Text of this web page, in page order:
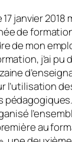
janvier 2018
de
de mon
j’ai pu
l’utilisation
au